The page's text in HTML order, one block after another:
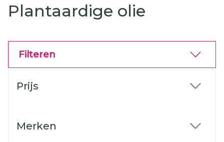
Plantaardige olie
Filteren
Prijs
Merken